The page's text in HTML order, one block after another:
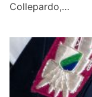
Collepardo,…